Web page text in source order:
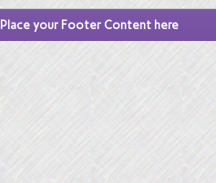
Place your Footer Content here